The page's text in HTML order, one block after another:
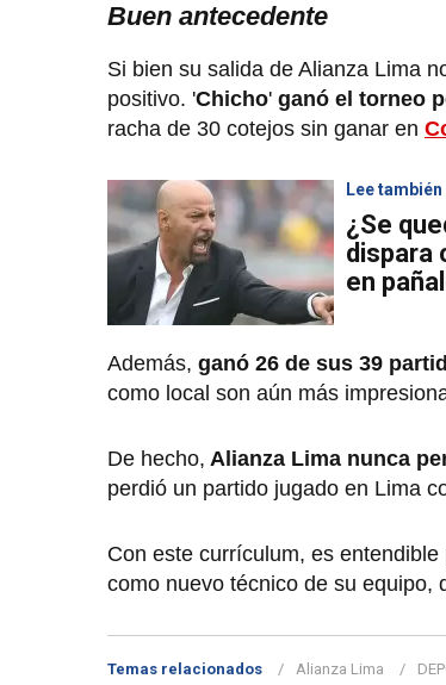
Buen antecedente
Si bien su salida de Alianza Lima
positivo. 'Chicho' ganó el torneo
racha de 30 cotejos sin ganar en
Lee también
¿Se
dispara
en
Además, ganó 26 de sus 39
como local son aún más
De hecho, Alianza Lima nunca
perdió un partido jugado en Lima
Con este currículum, es entendible
como nuevo técnico de su equipo,
Temas relacionados Alianza Lima